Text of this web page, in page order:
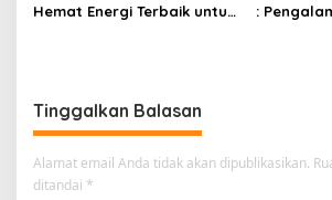
Hemat Energi Terbaik untuk
:
Tinggalkan Balasan
Alamat email Anda tidak akan dipublikasikan.
ditandai *